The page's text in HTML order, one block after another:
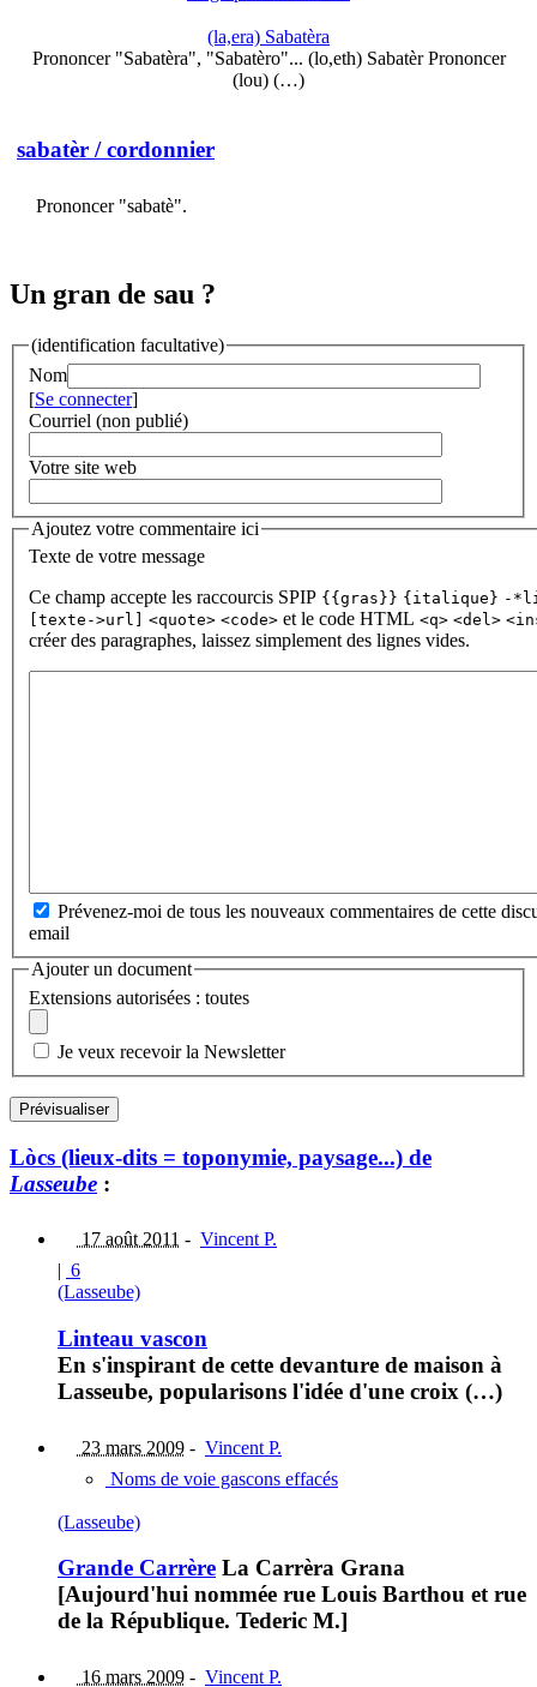
(la,era) Sabatèra
Prononcer "Sabatèra", "Sabatèro"... (lo,eth) Sabatèr Prononcer
(lou) (…)
sabatèr / cordonnier
Prononcer "sabatè".
Un gran de sau ?
(identification facultative)
Nom
[Se connecter]
Courriel (non publié)
Votre site web
Ajoutez votre commentaire ici
Texte de votre message
Ce champ accepte les raccourcis SPIP {{gras}} {italique} -
[texte->url]
<quote> <code> et le code HTML <q> <del>
créer des paragraphes, laissez simplement des lignes vides.
Prévenez-moi de tous les nouveaux commentaires de cette
email
Ajouter un document
Extensions autorisées : toutes
Je veux recevoir la Newsletter
Lòcs (lieux-dits = toponymie, paysage...) de
Lasseube :
17 août 2011 - Vincent P.
| 6
(Lasseube)
Linteau vascon
En s'inspirant de cette devanture de maison à
Lasseube, popularisons l'idée d'une croix (…)
23 mars 2009 - Vincent P.
Noms de voie gascons effacés
(Lasseube)
Grande Carrère La Carrèra Grana
[Aujourd'hui nommée rue Louis Barthou et rue
de la République. Tederic M.]
16 mars 2009 - Vincent P.